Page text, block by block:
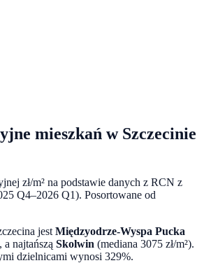
mieszkań w Szczecinie
zł/m² na podstawie danych z RCN z
Q4–2026 Q1). Posortowane od
jest Międzyodrze-Wyspa Pucka
a najtańszą Skolwin (mediana 3075 zł/m²).
dzielnicami wynosi 329%.